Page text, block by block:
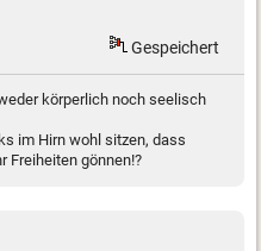
Gespeichert
körperlich noch seelisch
im Hirn wohl sitzen, dass
Freiheiten gönnen!?